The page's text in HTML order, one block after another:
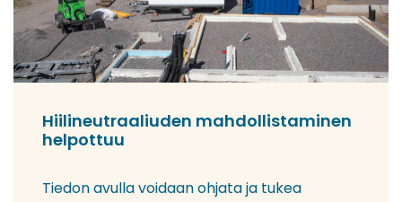
Hiilineutraaliuden mahdollistaminen
helpottuu
Tiedon avulla voidaan ohjata ja tukea